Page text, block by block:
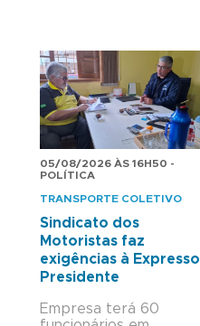
05/08/2026 ÀS 16H50 -
POLÍTICA
TRANSPORTE COLETIVO
Sindicato dos
Motoristas faz
exigências à Expresso
Presidente
Empresa terá 60